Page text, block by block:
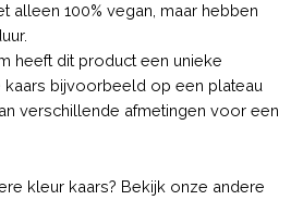
alleen 100% vegan, maar hebben
heeft dit product een unieke
kaars bijvoorbeeld op een plateau
verschillende afmetingen voor een
kleur kaars? Bekijk onze andere